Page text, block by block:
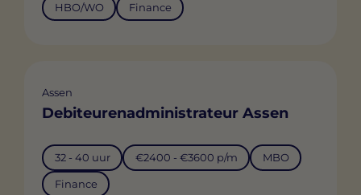
HBO/WO Finance
Assen
Debiteurenadministrateur Assen
32 - 40 uur €2400 - €3600 p/m MBO
Finance